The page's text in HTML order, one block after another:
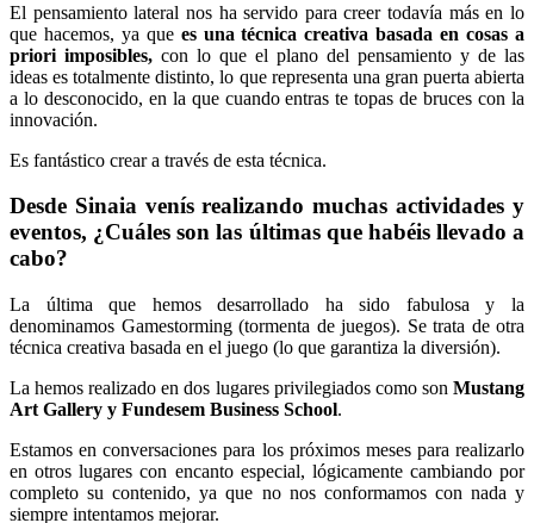
El pensamiento lateral nos ha servido para creer todavía más en lo
que hacemos, ya que es una técnica creativa basada en cosas a
priori imposibles, con lo que el plano del pensamiento y de las
ideas es totalmente distinto, lo que representa una gran puerta abierta
a lo desconocido, en la que cuando entras te topas de bruces con la
innovación.
Es fantástico crear a través de esta técnica.
Desde Sinaia venís realizando muchas actividades y
eventos, ¿Cuáles son las últimas que habéis llevado a
cabo?
La última que hemos desarrollado ha sido fabulosa y la
denominamos Gamestorming (tormenta de juegos). Se trata de otra
técnica creativa basada en el juego (lo que garantiza la diversión).
La hemos realizado en dos lugares privilegiados como son Mustang
Art Gallery y Fundesem Business School.
Estamos en conversaciones para los próximos meses para realizarlo
en otros lugares con encanto especial, lógicamente cambiando por
completo su contenido, ya que no nos conformamos con nada y
siempre intentamos mejorar.